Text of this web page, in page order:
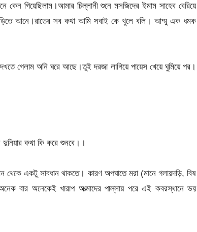
গিয়েছিলাম।আমার চিল্লানী শুনে মসজিদের ইমাম সাহেব বেরিয়ে
আনে।রাতের সব কথা আমি সবাই কে খুলে বলি। আম্মু এক ধমক
গেলাম অনি ঘরে আছে।তুই দরজা লাগিয়ে পায়েস খেয়ে ঘুমিয়ে পর।
দুনিয়ার কথা কি করে শুনবে।।
থেকে একটু সাবধান থাকতে। কারণ অপঘাতে মরা (মানে গলায়দড়ি, বিষ
বার অনেকেই খারাপ আত্মাদের পাল্লায় পরে এই কবরস্থানে ভয়